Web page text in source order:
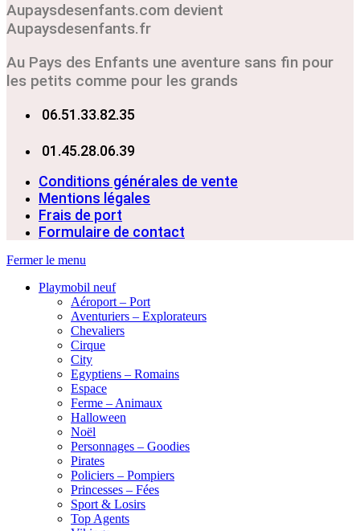
Aupaysdesenfants.com devient
Aupaysdesenfants.fr
Au Pays des Enfants une aventure sans fin pour
les petits comme pour les grands
06.51.33.82.35
01.45.28.06.39
Conditions générales de vente
Mentions légales
Frais de port
Formulaire de contact
Fermer le menu
Playmobil neuf
Aéroport – Port
Aventuriers – Explorateurs
Chevaliers
Cirque
City
Egyptiens – Romains
Espace
Ferme – Animaux
Halloween
Noël
Personnages – Goodies
Pirates
Policiers – Pompiers
Princesses – Fées
Sport & Losirs
Top Agents